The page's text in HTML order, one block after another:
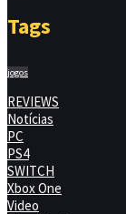
Tags
jogos
REVIEWS
Notícias
PC
PS4
SWITCH
Xbox One
Video